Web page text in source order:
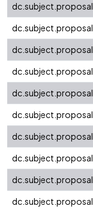
dc.subject.proposal
dc.subject.proposal
dc.subject.proposal
dc.subject.proposal
dc.subject.proposal
dc.subject.proposal
dc.subject.proposal
dc.subject.proposal
dc.subject.proposal
dc.subject.proposal